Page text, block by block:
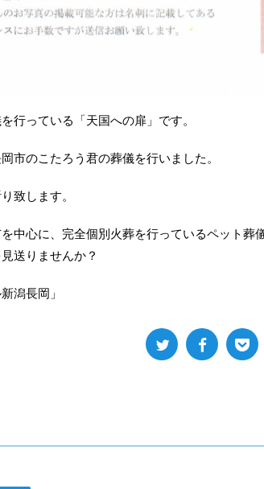
行っている「天国への扉」です。
市のこたろう君の葬儀を行いました。
致します。
中心に、完全個別火葬を行っているペット
送りませんか？
潟長岡」